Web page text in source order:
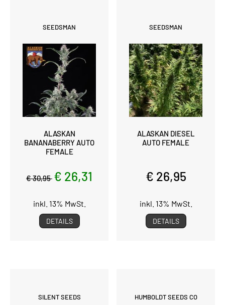
SEEDSMAN
ALASKAN
BANANABERRY AUTO
FEMALE
€ 30,95 € 26,31
inkl. 13% MwSt.
DETAILS
SEEDSMAN
ALASKAN DIESEL
AUTO FEMALE
€ 26,95
inkl. 13% MwSt.
DETAILS
SILENT SEEDS HUMBOLDT SEEDS CO